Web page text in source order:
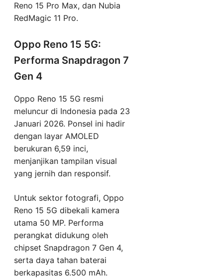
Reno 15 Pro Max, dan Nubia
RedMagic 11 Pro.
Oppo Reno 15 5G:
Performa Snapdragon 7
Gen 4
Oppo Reno 15 5G resmi
meluncur di Indonesia pada 23
Januari 2026. Ponsel ini hadir
dengan layar AMOLED
berukuran 6,59 inci,
menjanjikan tampilan visual
yang jernih dan responsif.
Untuk sektor fotografi, Oppo
Reno 15 5G dibekali kamera
utama 50 MP. Performa
perangkat didukung oleh
chipset Snapdragon 7 Gen 4,
serta daya tahan baterai
berkapasitas 6.500 mAh.